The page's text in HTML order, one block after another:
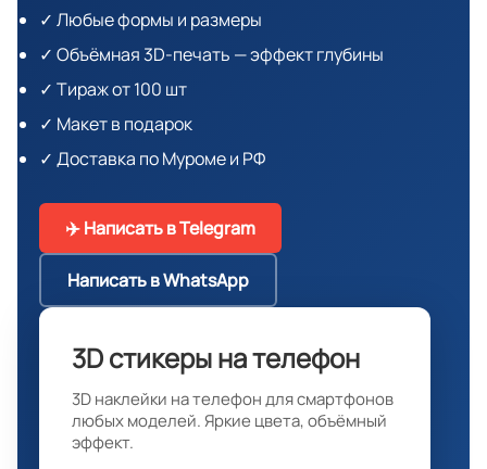
✓ Любые формы и размеры
✓ Объёмная 3D-печать — эффект глубины
✓ Тираж от 100 шт
✓ Макет в подарок
✓ Доставка по Муроме и РФ
✈️ Написать в Telegram
Написать в WhatsApp
3D стикеры на телефон
3D наклейки на телефон для смартфонов
любых моделей. Яркие цвета, объёмный
эффект.